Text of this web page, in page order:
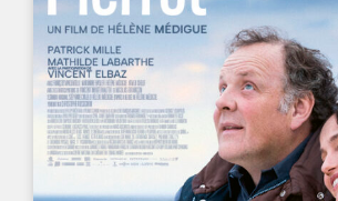
UN FILM DE
HÉLÈNE MÉDIGUE